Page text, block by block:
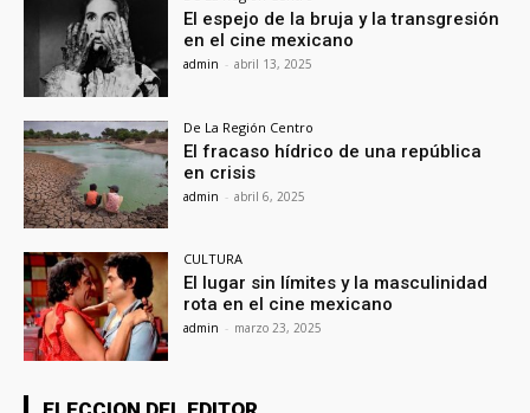
El espejo de la bruja y la transgresión
en el cine mexicano
admin - abril 13, 2025
De La Región Centro
El fracaso hídrico de una república
en crisis
admin - abril 6, 2025
CULTURA
El lugar sin límites y la masculinidad
rota en el cine mexicano
admin - marzo 23, 2025